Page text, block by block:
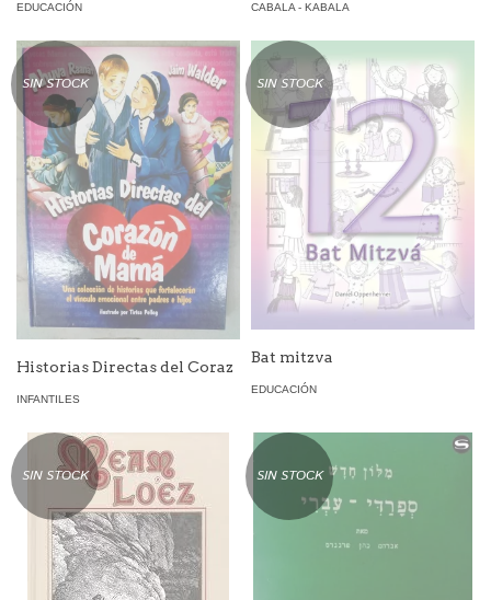
EDUCACIÓN CABALA - KABALA
SIN STOCK
Historias Directas del Coraz
INFANTILES
SIN STOCK
Bat mitzva
EDUCACIÓN
SIN STOCK SIN STOCK